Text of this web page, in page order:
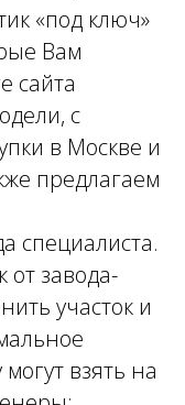
«под ключ»
Вам
сайта
с
в Москве и
предлагаем
специалиста.
от завода-
участок и
взять на